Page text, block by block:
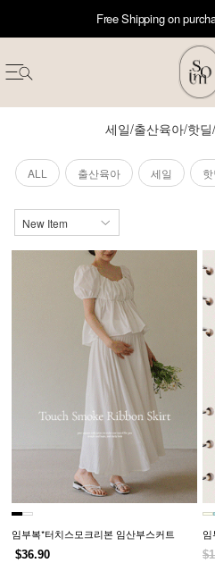
Free Shipping on
세일/출산육아/핫
ALL 출산육아 세일
임부복*터치스모크리본 임산부스커트
$36.90